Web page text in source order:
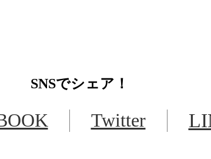
SNSでシェア！
Twitter